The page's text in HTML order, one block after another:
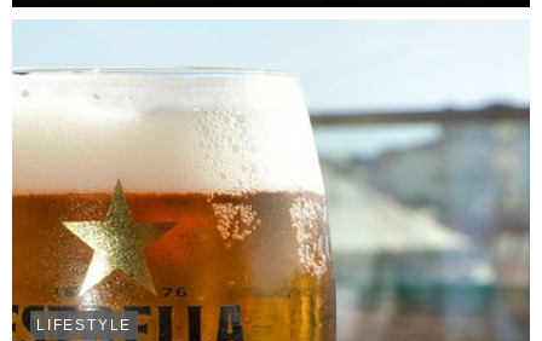
https://rotadetapas.com.pt/. O espírito de Barcelona, de ...
LIFESTYLE